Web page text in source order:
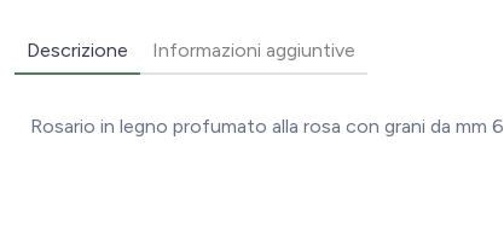
Descrizione Informazioni aggiuntive
Rosario in legno profumato alla rosa con grani da mm 6